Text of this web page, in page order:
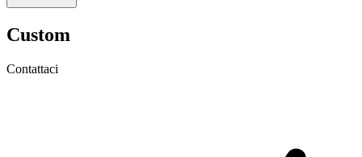
Custom
Contattaci